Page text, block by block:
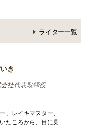
ライター一覧
き
社代表取締役
、レイキマスター、
たころから、目に見